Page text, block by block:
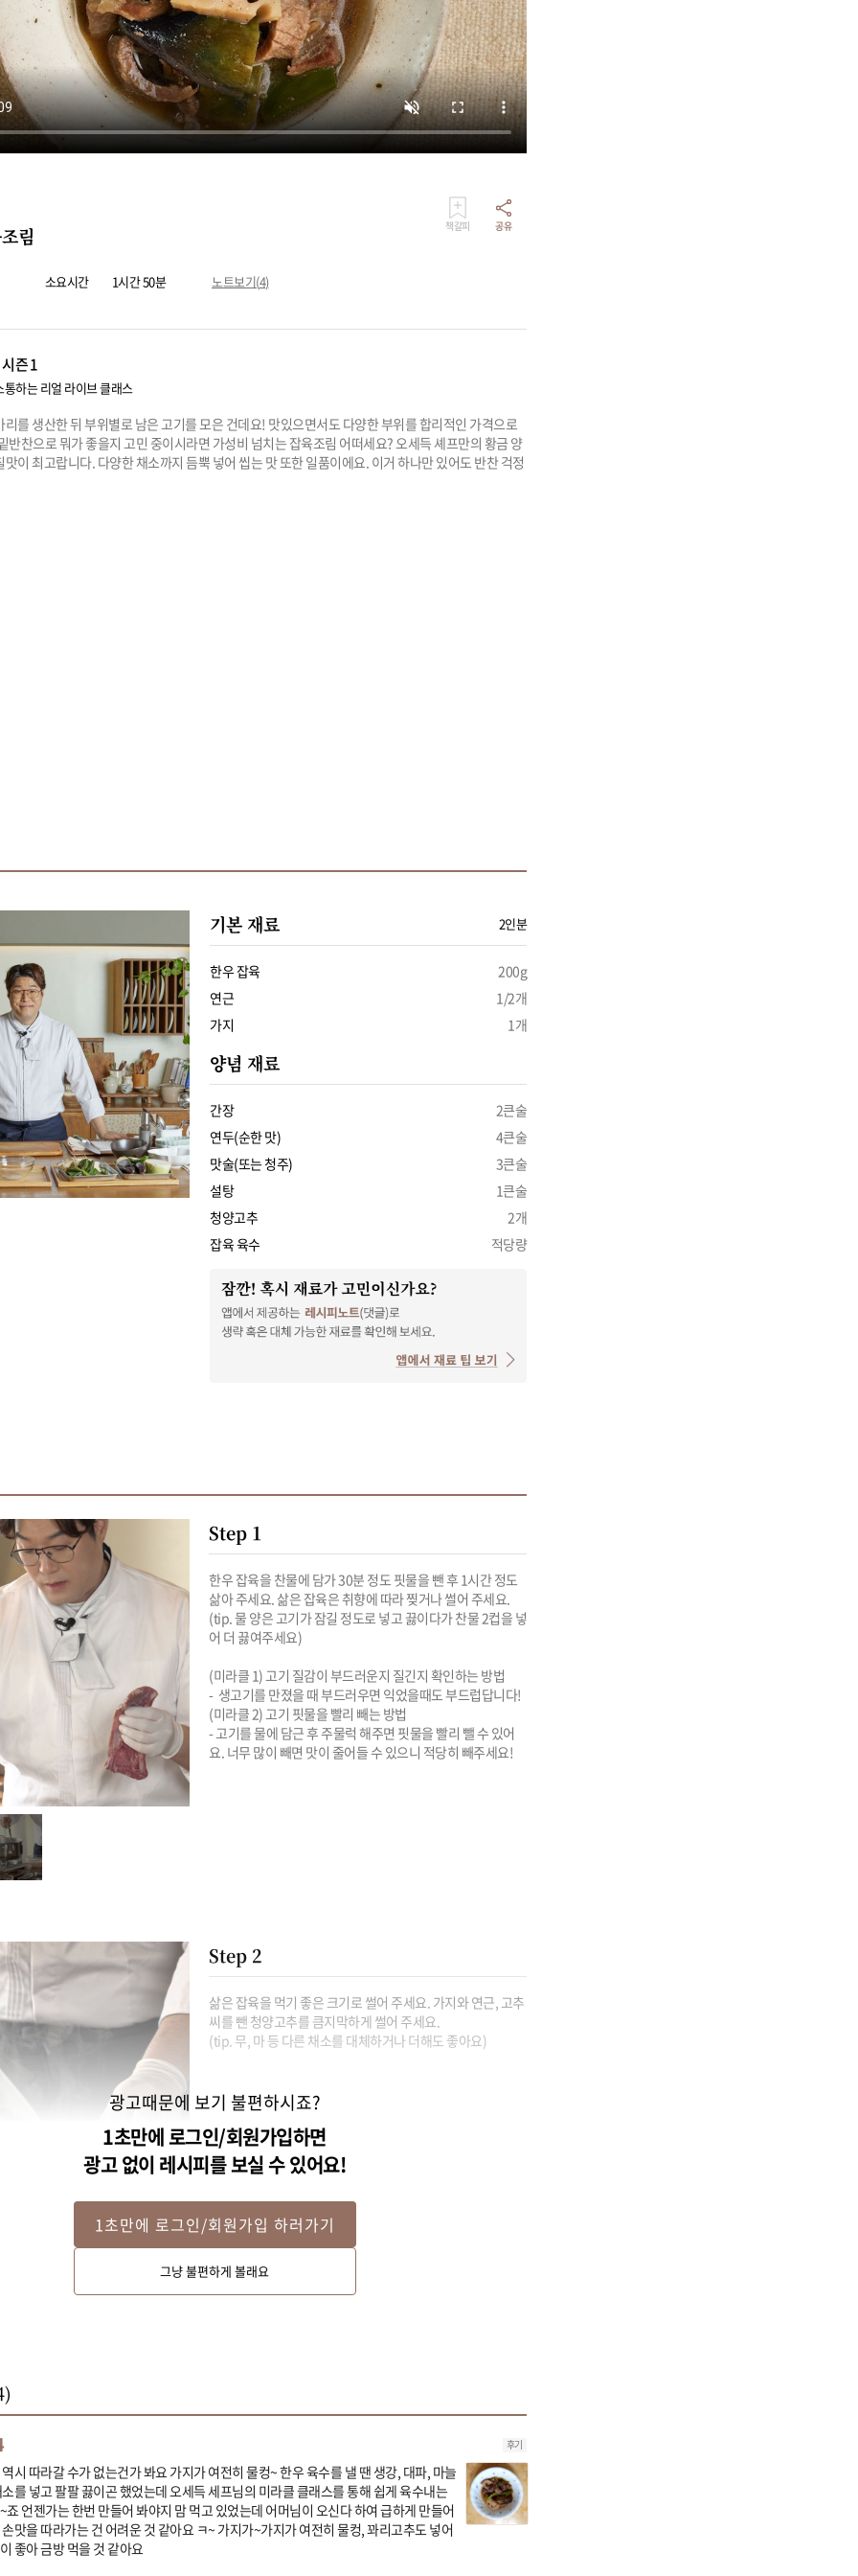
림 책갈피 공유
소요시간 1시간 50분 노트보기(4)
즌1
통하는 리얼 라이브 클래스
리를 생산한 뒤 부위별로 남은 고기를 모은 건데요! 맛있으면서도 다양한 부위를 합리적인 가격으로
반찬으로 뭐가 좋을지 고민 중이시라면 가성비 넘치는 잡육조림 어떠세요? 오세득 셰프만의 황금 양
이 최고랍니다. 다양한 채소까지 듬뿍 넣어 씹는 맛 또한 일품이에요. 이거 하나만 있어도 반찬 걱정
기본 재료 2인분
한우 잡육
200g
연근
1/2개
가지
1개
양념 재료
간장
2큰술
연두(순한 맛)
4큰술
맛술(또는 청주)
3큰술
설탕
1큰술
청양고추
2개
잡육 육수
적당량
Step 1
한우 잡육을 찬물에 담가 30분 정도 핏물을 뺀 후 1시간 정도
삶아 주세요. 삶은 잡육은 취향에 따라 찢거나 썰어 주세요.
(tip. 물 양은 고기가 잠길 정도로 넣고 끓이다가 찬물 2컵을 넣
어 더 끓여주세요)
(미라클 1) 고기 질감이 부드러운지 질긴지 확인하는 방법
-  생고기를 만졌을 때 부드러우면 익었을때도 부드럽답니다!
(미라클 2) 고기 핏물을 빨리 빼는 방법
- 고기를 물에 담근 후 주물럭 해주면 핏물을 빨리 뺄 수 있어
요. 너무 많이 빼면 맛이 줄어들 수 있으니 적당히 빼주세요!
Step 2
삶은 잡육을 먹기 좋은 크기로 썰어 주세요. 가지와 연근, 고추
씨를 뺀 청양고추를 큼지막하게 썰어 주세요.
(tip. 무, 마 등 다른 채소를 대체하거나 더해도 좋아요)
광고때문에 보기 불편하시죠?
1초만에 로그인/회원가입하면
광고 없이 레시피를 보실 수 있어요!
1초만에 로그인/회원가입 하러가기
그냥 불편하게 볼래요
)
후기
시 따라갈 수가 없는건가 봐요 가지가 여전히 물컹~ 한우 육수를 낼 땐 생강, 대파, 마늘
를 넣고 팔팔 끓이곤 했었는데 오세득 세프님의 미라클 클래스를 통해 쉽게 육수내는
죠 언젠가는 한번 만들어 봐야지 맘 먹고 있었는데 어머님이 오신다 하여 급하게 만들어
맛을 따라가는 건 어려운 것 같아요 ㅋ~ 가지가~가지가 여전히 물컹, 꽈리고추도 넣어
좋아 금방 먹을 것 같아요